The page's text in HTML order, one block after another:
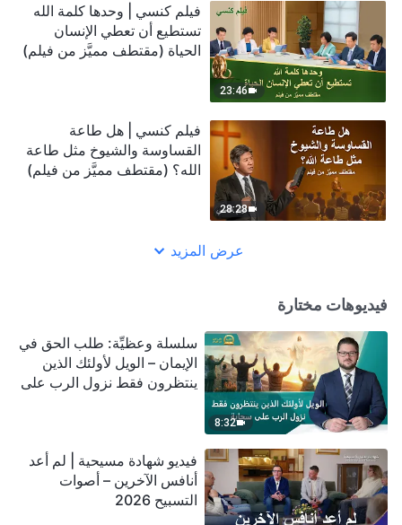
23:46
فيلم كنسي | وحدها كلمة الله
تستطيع أن تعطي الإنسان
الحياة (مقتطف مميَّز من فيلم)
28:28
فيلم كنسي | هل طاعة
القساوسة والشيوخ مثل طاعة
الله؟ (مقتطف مميَّز من فيلم)
عرض المزيد
فيديوهات مختارة
8:32
سلسلة وعظيِّة: طلب الحق في
الإيمان – الويل لأولئك الذين
ينتظرون فقط نزول الرب على
فيديو شهادة مسيحية | لم أعد
أنافس الآخرين – أصوات
التسبيح 2026